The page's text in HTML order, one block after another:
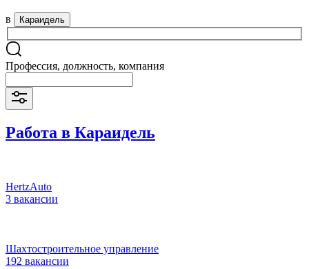
в Караидель
Профессия, должность, компания
Работа в Караидель
HertzAuto
3 вакансии
Шахтостроительное управление
192 вакансии